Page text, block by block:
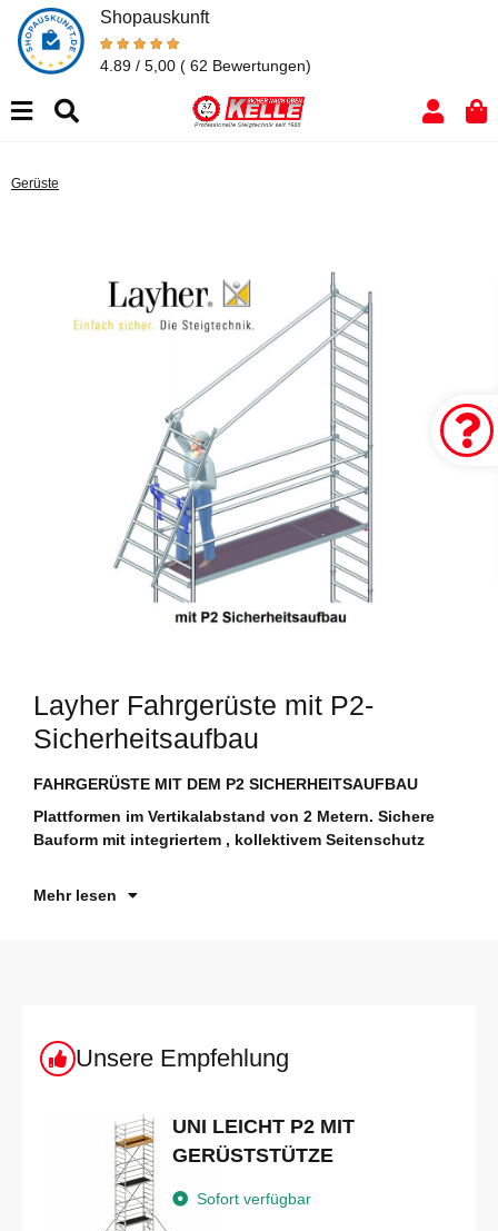
Shopauskunft
4.89 / 5,00 ( 62 Bewertungen)
Gerüste
Layher Fahrgerüste mit P2-
Sicherheitsaufbau
FAHRGERÜSTE MIT DEM P2 SICHERHEITSAUFBAU
Plattformen im Vertikalabstand von 2 Metern. Sichere
Bauform mit integriertem , kollektivem Seitenschutz
Mehr lesen
Unsere Empfehlung
UNI LEICHT P2 MIT
GERÜSTSTÜTZE
Sofort verfügbar